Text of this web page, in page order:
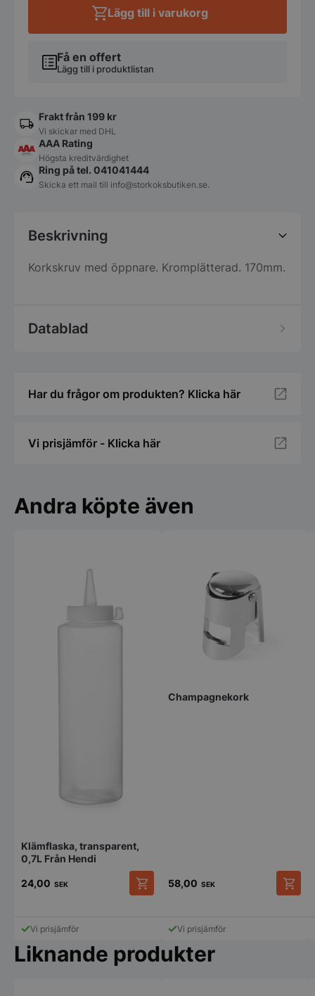
Få en offert
Lägg till i produktlistan
Lägg till i varukorg
Frakt från 199 kr
Vi skickar med DHL
AAA Rating
Högsta kreditvärdighet
Ring på tel. 041041444
Skicka ett mail till info@storkoksbutiken.se.
Beskrivning
Korkskruv med öppnare. Kromplätterad. 170mm.
Datablad
Har du frågor om produkten? Klicka här
Vi prisjämför - Klicka här
Andra köpte även
Klämflaska, transparent,
0,7L Från Hendi
24,00 SEK
Vi prisjämför
Champagnekork
58,00 SEK
Vi prisjämför
Liknande produkter